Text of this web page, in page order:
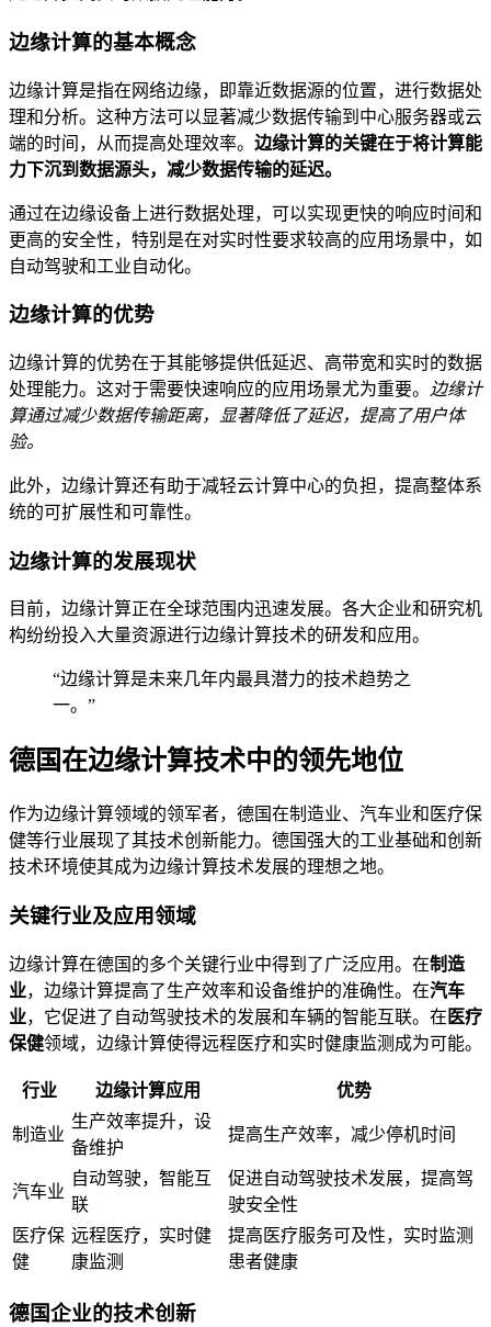
边缘计算的基本概念
边缘计算是指在网络边缘，即靠近数据源的位置，进行数据处
理和分析。这种方法可以显著减少数据传输到中心服务器或云
端的时间，从而提高处理效率。 边缘计算的关键在于将计算能
力下沉到数据源头，减少数据传输的延迟。
通过在边缘设备上进行数据处理，可以实现更快的响应时间和
更高的安全性，特别是在对实时性要求较高的应用场景中，如
自动驾驶和工业自动化。
边缘计算的优势
边缘计算的优势在于其能够提供低延迟、高带宽和实时的数据
处理能力。这对于需要快速响应的应用场景尤为重要。
边缘计
算通过减少数据传输距离，显著降低了延迟，提高了用户体
验。
此外，边缘计算还有助于减轻云计算中心的负担，提高整体系
统的可扩展性和可靠性。
边缘计算的发展现状
目前，边缘计算正在全球范围内迅速发展。各大企业和研究机
构纷纷投入大量资源进行边缘计算技术的研发和应用。
“边缘计算是未来几年内最具潜力的技术趋势之
一。”
德国在边缘计算技术中的领先地位
作为边缘计算领域的领军者，德国在制造业、汽车业和医疗保
健等行业展现了其技术创新能力。德国强大的工业基础和创新
技术环境使其成为边缘计算技术发展的理想之地。
关键行业及应用领域
边缘计算在德国的多个关键行业中得到了广泛应用。在制造
业，边缘计算提高了生产效率和设备维护的准确性。在汽车
业，它促进了自动驾驶技术的发展和车辆的智能互联。在 医疗
保健领域，边缘计算使得远程医疗和实时健康监测成为可能。
行业 边缘计算应用 优势
制造业
生产效率提升，设
备维护
提高生产效率，减少停机时间
汽车业
自动驾驶，智能互
联
促进自动驾驶技术发展，提高驾
驶安全性
医疗保
健
远程医疗，实时健
康监测
提高医疗服务可及性，实时监测
患者健康
德国企业的技术创新